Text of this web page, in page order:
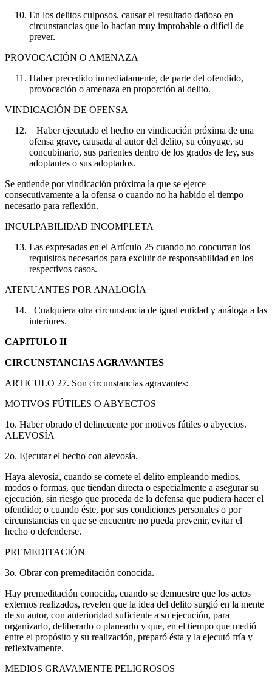
En los delitos culposos, causar el resultado dañoso en
circunstancias que lo hacían muy improbable o difícil de
prever.
PROVOCACIÓN O AMENAZA
Haber precedido inmediatamente, de parte del ofendido,
provocación o amenaza en proporción al delito.
VINDICACIÓN DE OFENSA
Haber ejecutado el hecho en vindicación próxima de una
ofensa grave, causada al autor del delito, su cónyuge, su
concubinario, sus parientes dentro de los grados de ley, sus
adoptantes o sus adoptados.
Se entiende por vindicación próxima la que se ejerce
consecutivamente a la ofensa o cuando no ha habido el tiempo
necesario para reflexión.
INCULPABILIDAD INCOMPLETA
Las expresadas en el Artículo 25 cuando no concurran los
requisitos necesarios para excluir de responsabilidad en los
respectivos casos.
ATENUANTES POR ANALOGÍA
Cualquiera otra circunstancia de igual entidad y análoga a las
interiores.
CAPITULO II
CIRCUNSTANCIAS AGRAVANTES
ARTICULO 27. Son circunstancias agravantes:
MOTIVOS FÚTILES O ABYECTOS
1o. Haber obrado el delincuente por motivos fútiles o abyectos.
ALEVOSÍA
2o. Ejecutar el hecho con alevosía.
Haya alevosía, cuando se comete el delito empleando medios,
modos o formas, que tiendan directa o especialmente a asegurar su
ejecución, sin riesgo que proceda de la defensa que pudiera hacer el
ofendido; o cuando éste, por sus condiciones personales o por
circunstancias en que se encuentre no pueda prevenir, evitar el
hecho o defenderse.
PREMEDITACIÓN
3o. Obrar con premeditación conocida.
Hay premeditación conocida, cuando se demuestre que los actos
externos realizados, revelen que la idea del delito surgió en la mente
de su autor, con anterioridad suficiente a su ejecución, para
organizarlo, deliberarlo o planearlo y que, en el tiempo que medió
entre el propósito y su realización, preparó ésta y la ejecutó fría y
reflexivamente.
MEDIOS GRAVAMENTE PELIGROSOS